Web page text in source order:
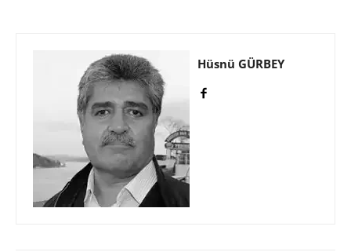
Hüsnü GÜRBEY